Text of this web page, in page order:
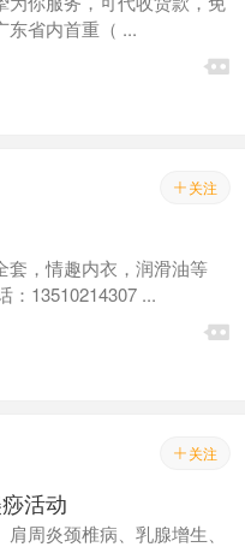
东省内首重（ ...

 关注
套，情趣内衣，润滑油等
：13510214307 ...

 关注
活动
周炎颈椎病、乳腺增生、